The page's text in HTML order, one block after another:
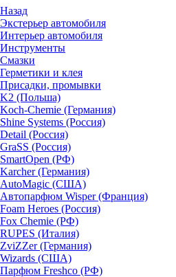
Назад
Экстерьер автомобиля
Интерьер автомобиля
Инструменты
Смазки
Герметики и клея
Присадки, промывки
K2 (Польша)
Koch-Chemie (Германия)
Shine Systems (Россия)
Detail (Россия)
GraSS (Россия)
SmartOpen (РФ)
Karcher (Германия)
AutoMagic (США)
Автопарфюм Wisper (Франция)
Foam Heroes (Россия)
Fox Chemie (РФ)
RUPES (Италия)
ZviZZer (Германия)
Wizards (США)
Парфюм Freshco (РФ)